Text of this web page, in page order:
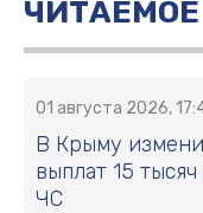
ЧИТАЕМОЕ
01 августа 2026,
В Крыму
выплат 15
ЧС